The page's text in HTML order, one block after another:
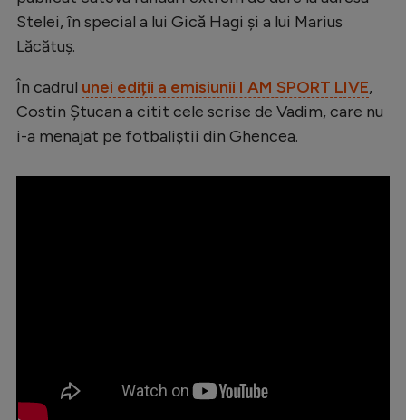
Stelei, în special a lui Gică Hagi și a lui Marius
Lăcătuș.
În cadrul unei ediții a emisiunii I AM SPORT LIVE,
Costin Ștucan a citit cele scrise de Vadim, care nu
i-a menajat pe fotbaliștii din Ghencea.